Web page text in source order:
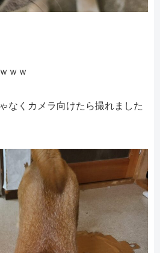
ｗｗ
なくカメラ向けたら撮れました